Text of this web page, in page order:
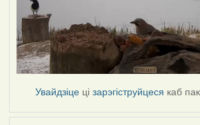
Увайдзіце цізарэгіструйцеся каб